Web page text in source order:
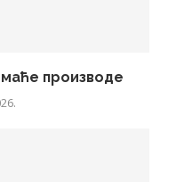
производе